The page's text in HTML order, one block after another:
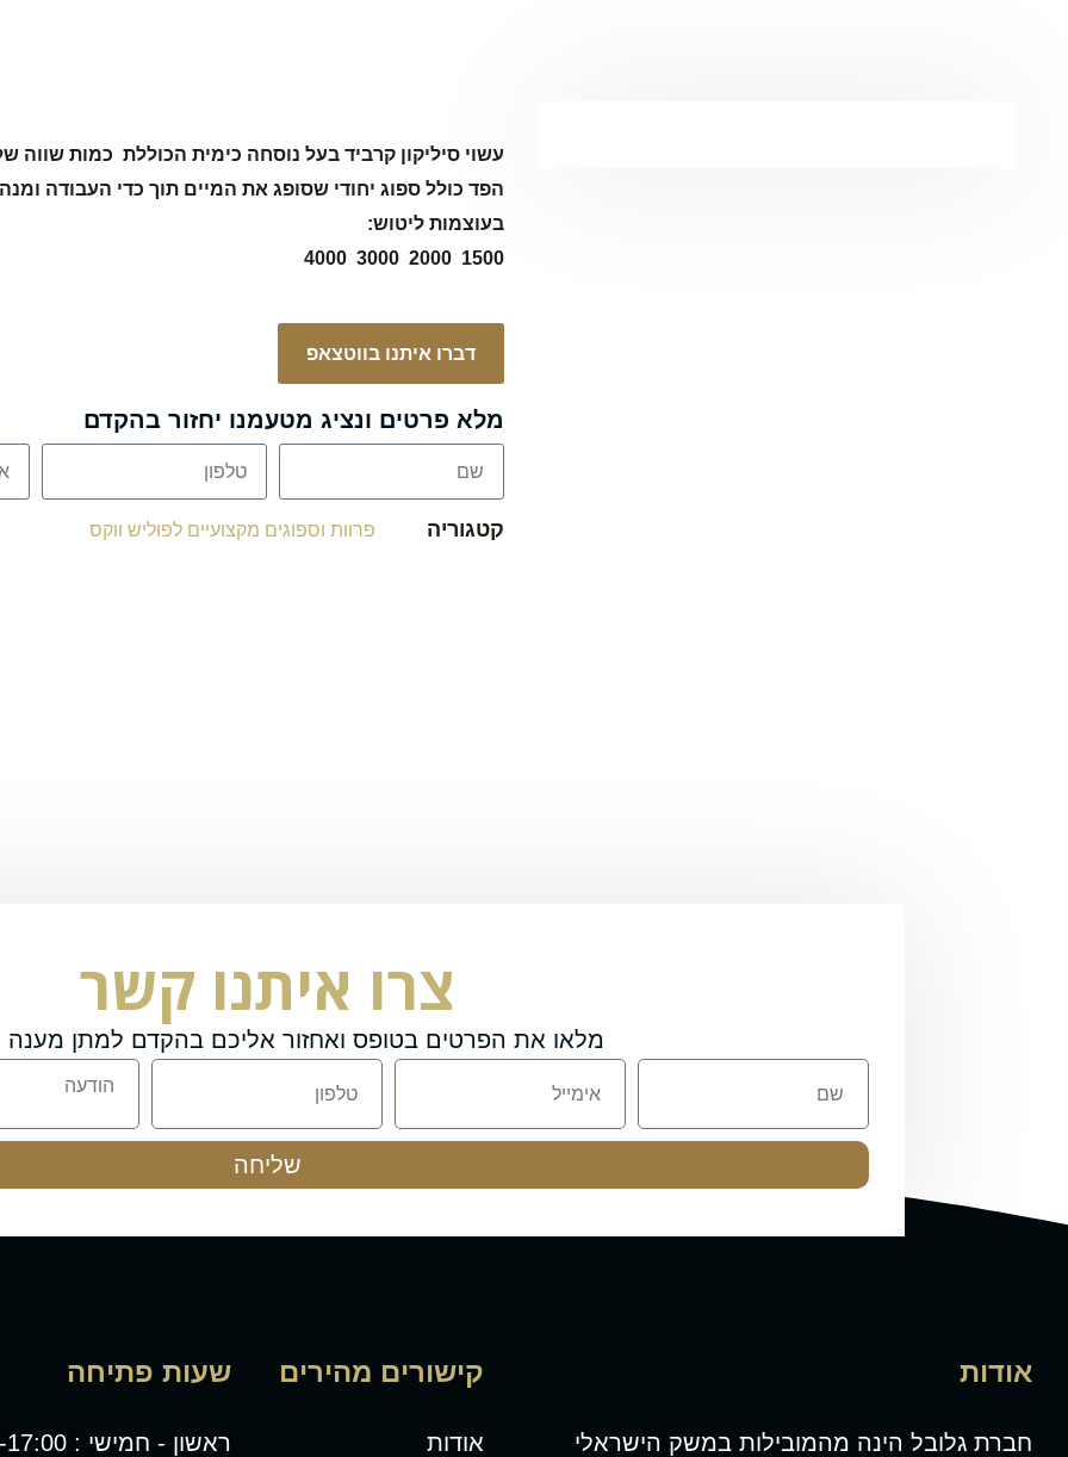
עשוי סיליקון קרבידבעל נוסחה כימית הכוללת כמות שווה של
הפד כולל ספוג יחודי שסופג את המיים תוך כדי העבודה
בעוצמות ליטוש:
1500
2000
3000
4000
דברו איתנו בווטצאפ
מלא פרטים ונציג מטעמנו יחזור בהקדם
קטגוריה פרוות וספוגים מקצועיים לפוליש ווקס
צרו איתנו קשר
מלאו את הפרטים בטופס ואחזור אליכם בהקדם למתן מענה
שליחה
אודות
חברת גלובל הינה מהמובילות במשק הישראלי
קישורים מהירים
אודות
שעות פתיחה
ראשון - חמישי : 08:00-17:00